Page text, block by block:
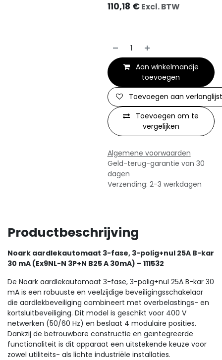
110,18 €Excl. BTW
Aan winkelmandje
toevoegen
Toevoegen om te
vergelijken
Toevoegen aan verlanglijst
Algemene voorwaarden
Geld-terug-garantie van 30
dagen
Verzending: 2-3 werkdagen
Productbeschrijving
Noark aardlekautomaat 3-fase, 3-polig+nul 25A B-kar
30 mA (Ex9NL-N 3P+N B25 A 30mA) – 111532
De Noark aardlekautomaat 3-fase, 3-polig+nul 25A B-kar 30
mA is een robuuste en veelzijdige beveiligingsschakelaar
die aardlekbeveiliging combineert met overbelastings- en
kortsluitbeveiliging. Dit model is geschikt voor 400 V
netwerken (50/60 Hz) en beslaat 4 modulaire posities.
Dankzij de betrouwbare constructie en geïntegreerde
functionaliteit is dit apparaat een uitstekende keuze voor
zowel utiliteits- als lichte industriële installaties.